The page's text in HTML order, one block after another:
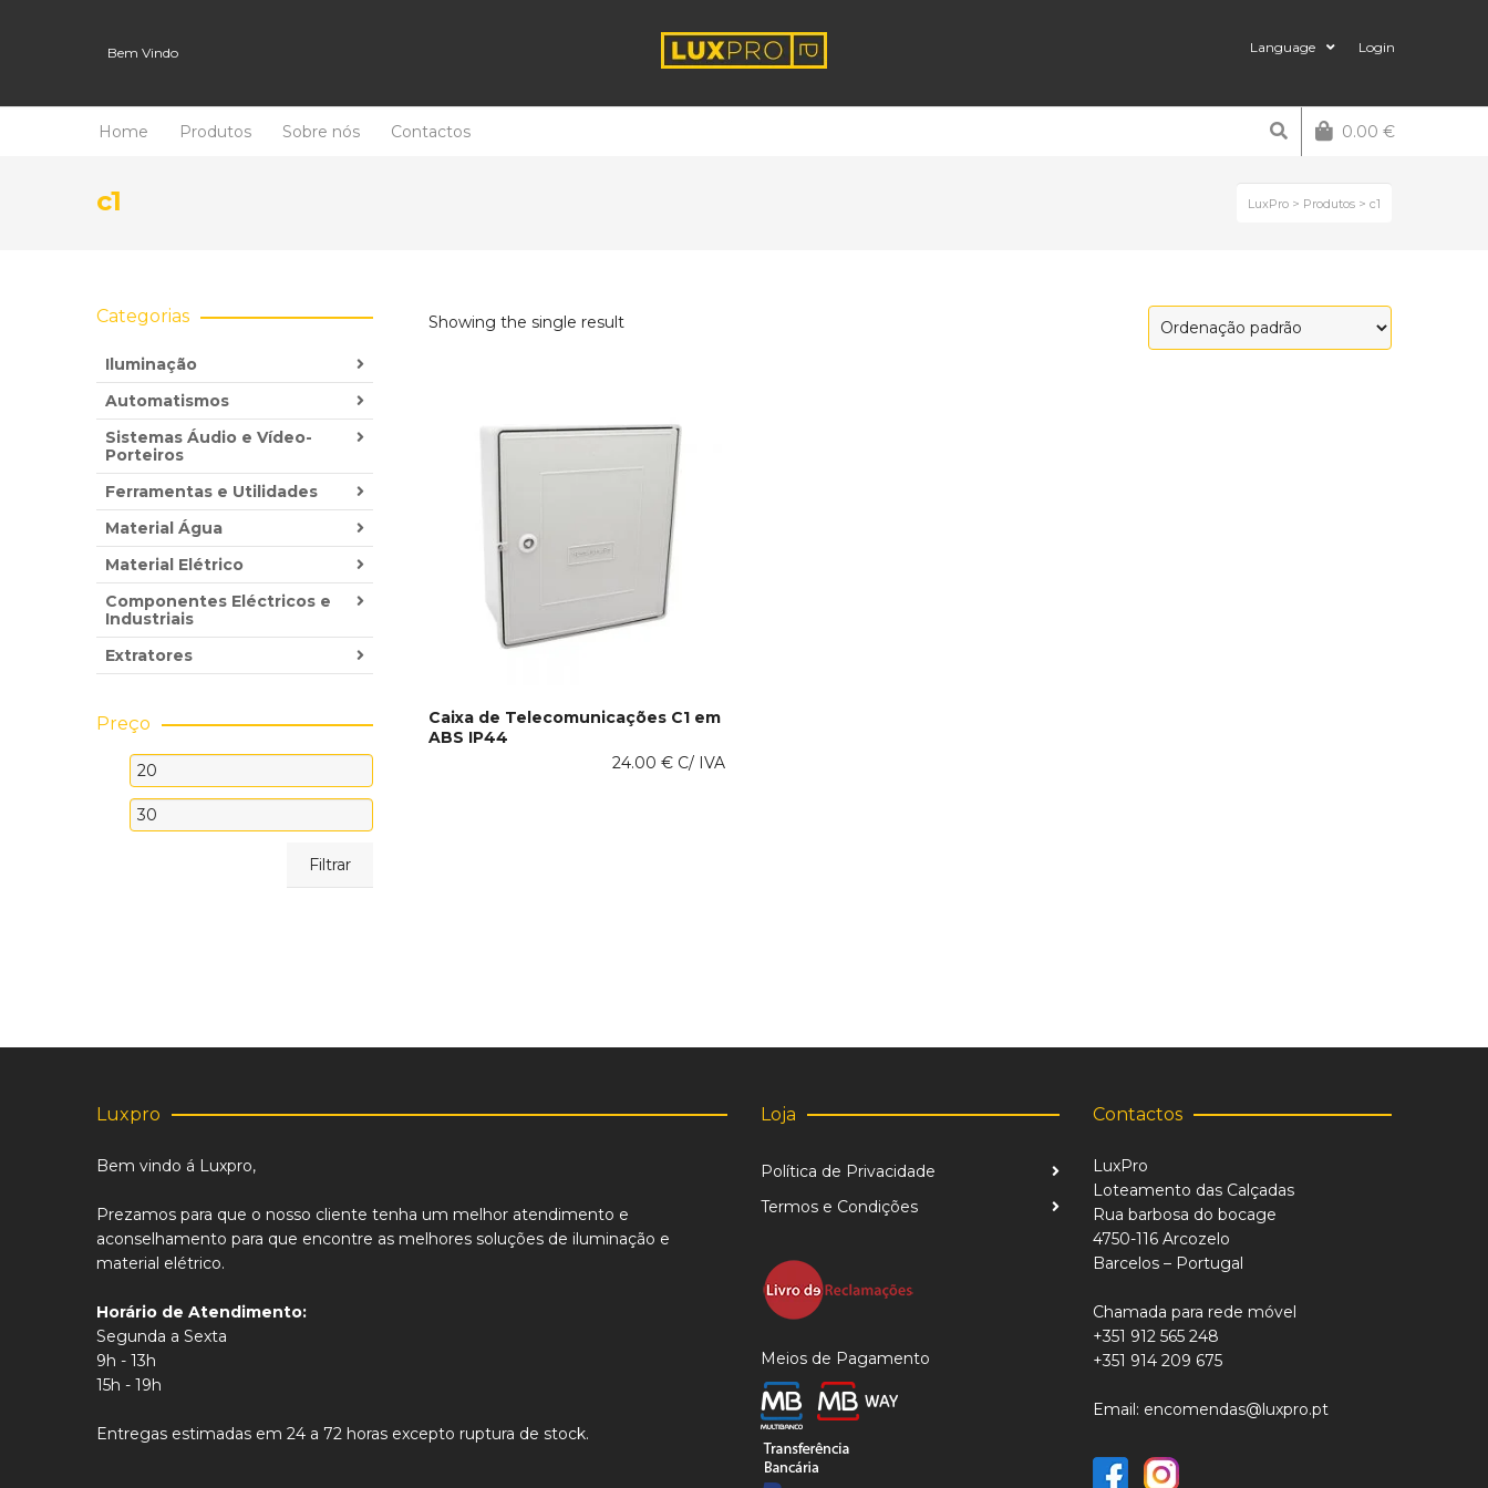
Bem Vindo Language Login
Home Produtos Sobre nós Contactos 0.00 €
c1 LuxPro > Produtos > c1
Showing the single result
Caixa de Telecomunicações C1 em
ABS IP44
24.00 €C/ IVA
Categorias
Iluminação
Automatismos
Sistemas Áudio e Vídeo-
Porteiros
Ferramentas e Utilidades
Material Água
Material Elétrico
Componentes Eléctricos e
Industriais
Extratores
Preço
Preço
mínimo
Preço
máximo
Filtrar
Luxpro
Bem vindo á Luxpro,
Prezamos para que o nosso cliente tenha um melhor atendimento e
aconselhamento para que encontre as melhores soluções de iluminação e
material elétrico.
Horário de Atendimento:
Segunda a Sexta
9h - 13h
15h - 19h
Entregas estimadas em 24 a 72 horas excepto ruptura de stock.
Loja
Política de Privacidade
Termos e Condições
Meios de Pagamento
Contactos
LuxPro
Loteamento das Calçadas
Rua barbosa do bocage
4750-116 Arcozelo
Barcelos – Portugal
Chamada para rede móvel
+351 912 565 248
+351 914 209 675
Email: encomendas@luxpro.pt